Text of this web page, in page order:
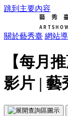
跳到主要內容
關於藝秀臺 網站
【每月
影片 | 藝